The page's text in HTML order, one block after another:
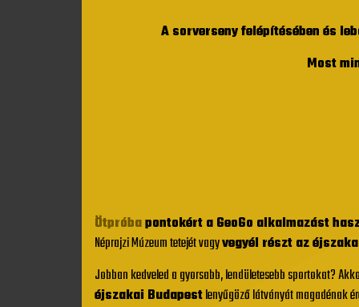
A sorverseny felépítésében és
Most
Ötpróbapontokért a GeoGo alkalmazást
Néprajzi Múzeum tetejét vagyvegyél részt az
Jobban kedveled a gyorsabb, lendületesebb sportokat?
éjszakai Budapestlenyűgöző látványát magadénak